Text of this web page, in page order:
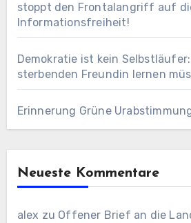
stoppt den Frontalangriff auf
Informationsfreiheit!
Demokratie ist kein
sterbenden Freundin lernen
Erinnerung Grüne
Neueste Kommentare
alex zu Offener Brief an die